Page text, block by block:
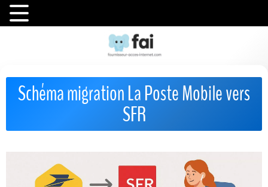
Schéma migration La Poste Mobile vers
SFR